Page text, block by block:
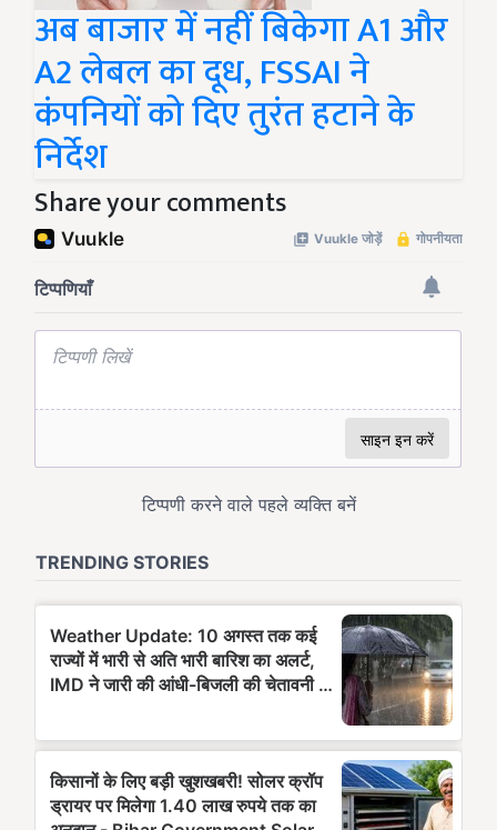
अब बाजार में नहीं बिकेगा A1 और
A2 लेबल का दूध, FSSAI ने
कंपनियों को दिए तुरंत हटाने के
निर्देश
Share your comments